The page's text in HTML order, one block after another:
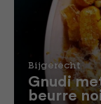
Bijgerecht
Gnudi
beurre